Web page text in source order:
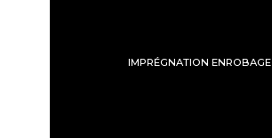
IMPRÉGNATION ENROBAGE